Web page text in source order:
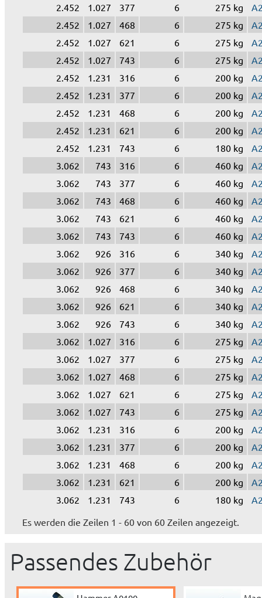
2.452
1.027 377 6 275 kg
2.452
1.027 468 6 275 kg
2.452
1.027 621 6 275 kg
2.452
1.027 743 6 275 kg
2.452
1.231 316 6 200 kg
2.452
1.231 377 6 200 kg
2.452
1.231 468 6 200 kg
2.452
1.231 621 6 200 kg
2.452
1.231 743 6 180 kg
3.062
743 316 6 460 kg
3.062
743 377 6 460 kg
3.062
743 468 6 460 kg
3.062
743 621 6 460 kg
3.062
743 743 6 460 kg
3.062
926 316 6 340 kg
3.062
926 377 6 340 kg
3.062
926 468 6 340 kg
3.062
926 621 6 340 kg
3.062
926 743 6 340 kg
3.062
1.027 316 6 275 kg
3.062
1.027 377 6 275 kg
3.062
1.027 468 6 275 kg
3.062
1.027 621 6 275 kg
3.062
1.027 743 6 275 kg
3.062
1.231 316 6 200 kg
3.062
1.231 377 6 200 kg
3.062
1.231 468 6 200 kg
3.062
1.231 621 6 200 kg
3.062
1.231 743 6 180 kg
Es werden die Zeilen 1 - 60 von 60 Zeilen angezeigt.
Passendes Zubehör